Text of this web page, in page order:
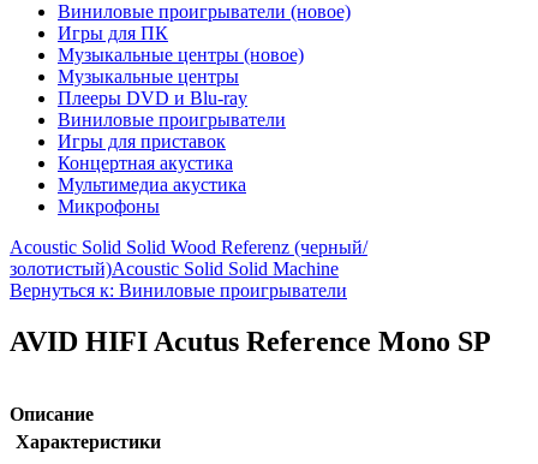
Виниловые проигрыватели (новое)
Игры для ПК
Музыкальные центры (новое)
Музыкальные центры
Плееры DVD и Blu-ray
Виниловые проигрыватели
Игры для приставок
Концертная акустика
Мультимедиа акустика
Микрофоны
Acoustic Solid Solid Wood Referenz (черный/
золотистый)Acoustic Solid Solid Machine
Вернуться к: Виниловые проигрыватели
AVID HIFI Acutus Reference Mono SP
Описание
Характеристики